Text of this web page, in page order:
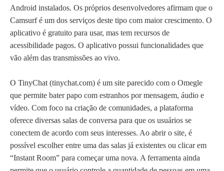
Android instalados. Os próprios desenvolvedores afirmam que o
Camsurf é um dos serviços deste tipo com maior crescimento. O
aplicativo é gratuito para usar, mas tem recursos de
acessibilidade pagos. O aplicativo possui funcionalidades que
vão além das transmissões ao vivo.
O TinyChat (tinychat.com) é um site parecido com o Omegle
que permite bater papo com estranhos por mensagem, áudio e
vídeo. Com foco na criação de comunidades, a plataforma
oferece diversas salas de conversa para que os usuários se
conectem de acordo com seus interesses. Ao abrir o site, é
possível escolher entre uma das salas já existentes ou clicar em
“Instant Room” para começar uma nova. A ferramenta ainda